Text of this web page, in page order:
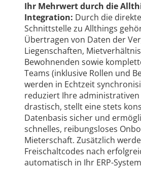
Ihr Mehrwert durch die
Integration: Durch die
Schnittstelle zu Allthings
Übertragen von Daten der
Liegenschaften,
Bewohnenden sowie
Teams (inklusive Rollen und
werden in Echtzeit
reduziert Ihre administrativen
drastisch, stellt eine stets
Datenbasis sicher und
schnelles, reibungsloses
Mieterschaft. Zusätzlich
Freischaltcodes nach
automatisch in Ihr ERP-